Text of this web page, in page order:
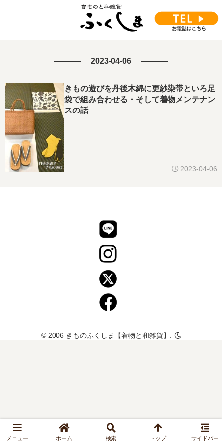
2023-04-06
きもの遊びを丹後木綿に更紗染帯といろ足
袋で組み合わせる・そして着物メンテナン
スの話
2023-04-06
© 2006 きものふくしま【着物と和雑貨】.
メニュー ホーム 検索 トップ サイドバー